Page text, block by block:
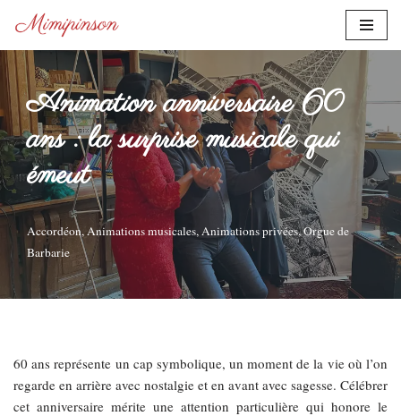
Aller
au
contenu
Animation anniversaire 60
ans : la surprise musicale qui
émeut
Accordéon, Animations musicales, Animations privées,Orgue de
Barbarie
60 ans représente un cap symbolique, un moment de la vie où l’on
regarde en arrière avec nostalgie et en avant avec sagesse. Célébrer
cet anniversaire mérite une attention particulière qui honore le